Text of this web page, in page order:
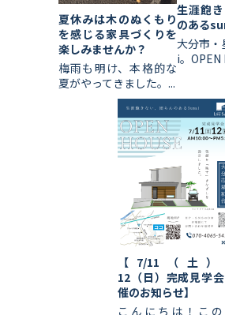
夏休みは木のぬくもり
を感じる家具づくりを
楽しみませんか？
梅雨も明け、本格的な
夏がやってきました。...
生涯飽
のある
大分市
i。OPEN
【7/11（土）
12（日）完成見学
催のお知らせ】
こんにちは！こ